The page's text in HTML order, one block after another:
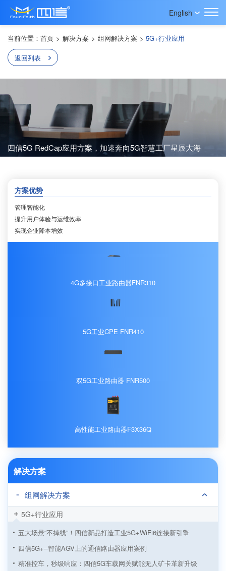
English
当前位置： 首页 > 解决方案 > 组网解决方案 > 5G+行业应用
返回列表
四信5G RedCap应用方案，加速奔向5G智慧工厂星辰大海
方案优势
管理智能化
提升用户体验与运维效率
实现企业降本增效
4G多接口工业路由器FNR310
5G工业CPE FNR410
双5G工业路由器 FNR500
高性能工业路由器F3X36Q
解决方案
组网解决方案
5G+行业应用
五大场景“不掉线”！四信新品打造工业5G+WiFi6连接新引擎
四信5G+--智能AGV上的通信路由器应用案例
精准控车，秒级响应：四信5G车载网关赋能无人矿卡革新升级